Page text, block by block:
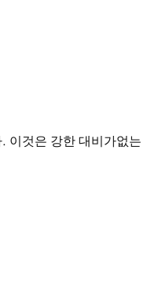
이것은 강한 대비가없는